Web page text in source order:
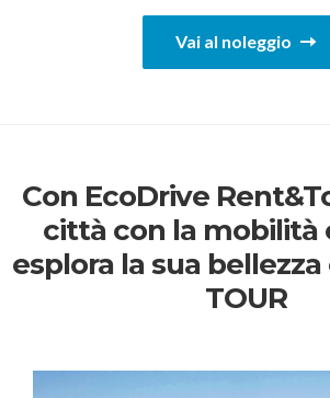
Vai al noleggio
Con EcoDrive
città con la mobilità
esplora la sua
TOUR